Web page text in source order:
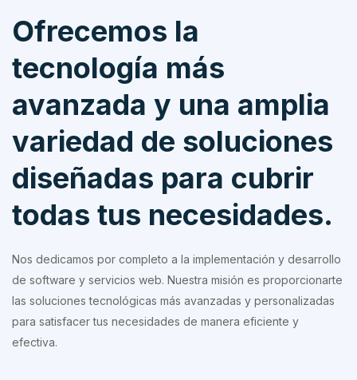
Ofrecemos la
tecnología más
avanzada y una amplia
variedad de soluciones
diseñadas para cubrir
todas tus necesidades.
Nos dedicamos por completo a la implementación y desarrollo
de software y servicios web. Nuestra misión es proporcionarte
las soluciones tecnológicas más avanzadas y personalizadas
para satisfacer tus necesidades de manera eficiente y
efectiva.